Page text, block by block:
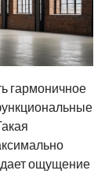
гармоничное
ощущение